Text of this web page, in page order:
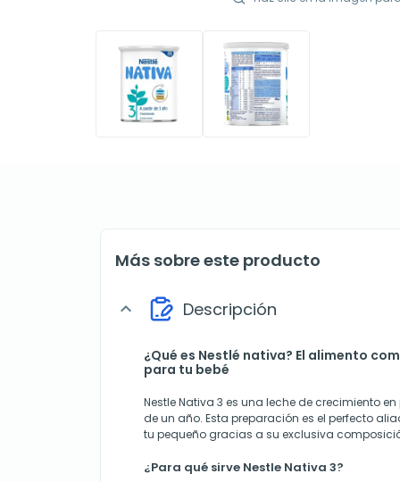
Más sobre este producto
expand_more Descripción
¿Qué es Nestlé nativa? El alimento
para tu bebé
Nestle Nativa 3 es una leche de crecimiento
de un año. Esta preparación es el perfecto
tu pequeño gracias a su exclusiva
¿Para qué sirve Nestle Nativa 3?